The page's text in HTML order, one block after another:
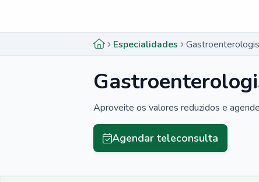
Especialidades
Aproveite os valores reduzidos e
Agendar teleconsulta